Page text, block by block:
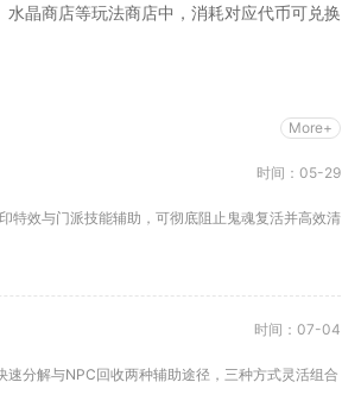
晶商店等玩法商店中，消耗对应代币可兑换
More+
时间：05-29
特效与门派技能辅助，可彻底阻止鬼魂复活并高效清
时间：07-04
分解与NPC回收两种辅助途径，三种方式灵活组合